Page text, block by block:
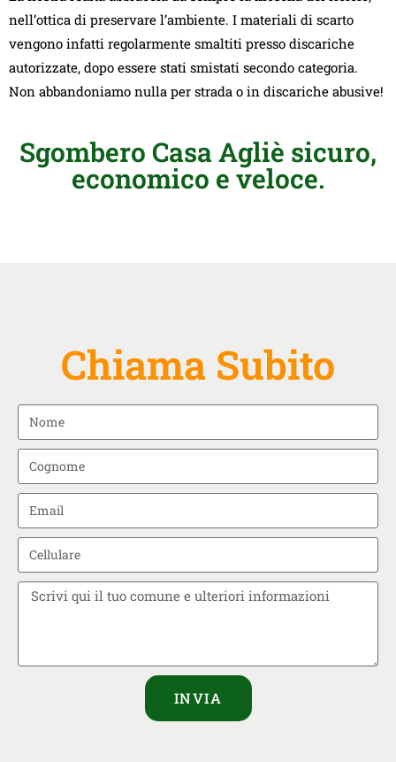
nell’ottica di preservare l’ambiente. I materiali di scarto
vengono infatti regolarmente smaltiti presso discariche
autorizzate, dopo essere stati smistati secondo categoria.
Non abbandoniamo nulla per strada o in discariche abusive!
Sgombero Casa Agliè sicuro,
economico e veloce.
Chiama Subito
INVIA